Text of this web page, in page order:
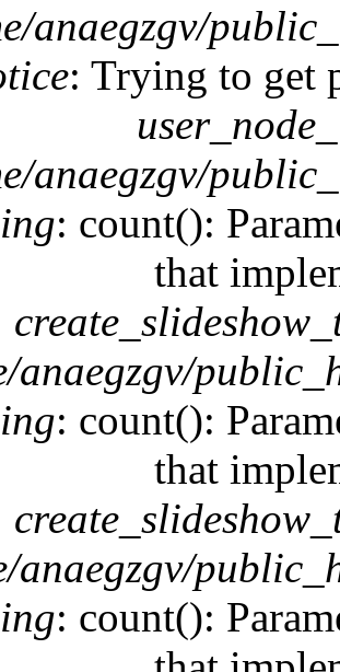
anaegzgv/
: Trying to get
anaegzgv/
: count():
that
anaegzgv/
: count():
that
anaegzgv/
: count():